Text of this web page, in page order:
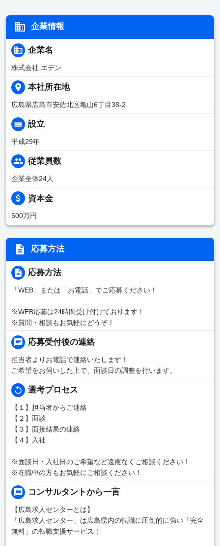
企業情報
企業名
株式会社 エデン
本社所在地
広島県広島市安佐北区亀山6丁目38-2
設立
平成29年
従業員数
企業全体24人
資本金
500万円
応募方法
応募方法
「WEB」または「お電話」でご応募ください！
※WEB応募は24時間受け付けております！
※質問・相談もお気軽にどうぞ！
応募受付後の連絡
担当者よりお電話で連絡いたします！
ご希望をお伺いした上で、面談日の調整を行います。
選考プロセス
【１】担当者からご連絡
【２】面談
【３】面接結果の連絡
【４】入社
※面談日・入社日のご希望など遠慮なくご相談ください！
※在職中の方もお気軽にご相談ください！
コンサルタントから一言
【広島求人センターとは】
「広島求人センター」は広島県内の転職に圧倒的に強い「完全
無料」の転職支援サービス！